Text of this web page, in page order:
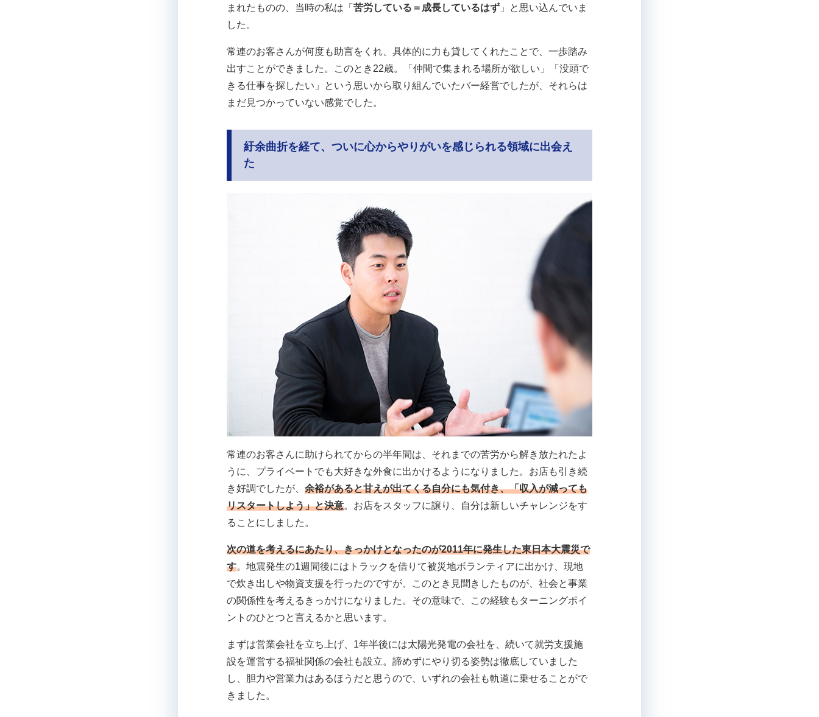
まれたものの、当時の私は「 苦労している＝成長しているはず 」と思い込んでいま
した。
常連のお客さんが何度も助言をくれ、具体的に力も貸してくれたことで、一歩踏み
出すことができました。このとき22歳。「仲間で集まれる場所が欲しい」「没頭で
きる仕事を探したい」という思いから取り組んでいたバー経営でしたが、それらは
まだ見つかっていない感覚でした。
紆余曲折を経て、ついに心からやりがいを感じられる領域に出会え
た
常連のお客さんに助けられてからの半年間は、それまでの苦労から解き放たれたよ
うに、プライベートでも大好きな外食に出かけるようになりました。お店も引き続
き好調でしたが、 余裕があると甘えが出てくる自分にも気付き、「収入が減っても
リスタートしよう」と決意。お店をスタッフに譲り、自分は新しいチャレンジをす
ることにしました。
次の道を考えるにあたり、きっかけとなったのが2011年に発生した東日本大震災で
す。地震発生の1週間後にはトラックを借りて被災地ボランティアに出かけ、現地
で炊き出しや物資支援を行ったのですが、このとき見聞きしたものが、社会と事業
の関係性を考えるきっかけになりました。その意味で、この経験もターニングポイ
ントのひとつと言えるかと思います。
まずは営業会社を立ち上げ、1年半後には太陽光発電の会社を、続いて就労支援施
設を運営する福祉関係の会社も設立。諦めずにやり切る姿勢は徹底していました
し、胆力や営業力はあるほうだと思うので、いずれの会社も軌道に乗せることがで
きました。